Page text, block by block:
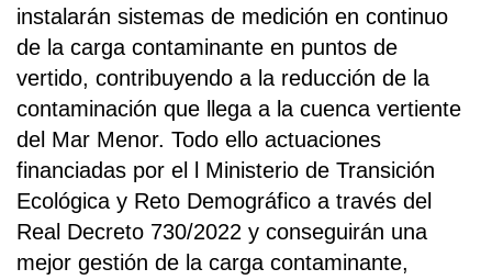
instalarán sistemas de medición en continuo
de la carga contaminante en puntos de
vertido, contribuyendo a la reducción de la
contaminación que llega a la cuenca vertiente
del Mar Menor. Todo ello actuaciones
financiadas por el l Ministerio de Transición
Ecológica y Reto Demográfico a través del
Real Decreto 730/2022 y conseguirán una
mejor gestión de la carga contaminante,